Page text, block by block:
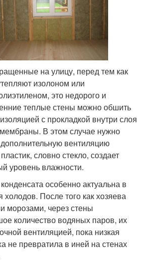
на улицу, перед тем как
изолоном или
это недорого и
теплые стены можно обшить
с прокладкой внутри слоя
В этом случае нужно
дополнительную вентиляцию
словно стекло, создает
уровень влажности.
особенно актуальна в
холодов. После того как хозяева
морозами, через стены
количество водяных паров, их
вентиляцией, пока низкая
не превратила в иней на стенах